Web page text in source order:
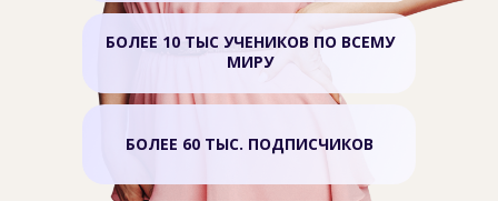
БОЛЕЕ 60 ТЫС. ПОДПИСЧИКОВ
БОЛЕЕ 10 ТЫС УЧЕНИКОВ ПО ВСЕМУ
МИРУ